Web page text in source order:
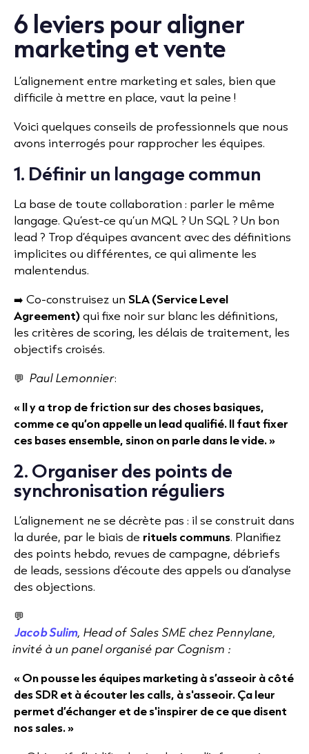
6 leviers pour aligner
marketing et vente
L’alignement entre marketing et sales, bien que
difficile à mettre en place, vaut la peine !
Voici quelques conseils de professionnels que nous
avons interrogés pour rapprocher les équipes.
1. Définir un langage commun
La base de toute collaboration : parler le même
langage. Qu’est-ce qu’un MQL ? Un SQL ? Un bon
lead ? Trop d’équipes avancent avec des définitions
implicites ou différentes, ce qui alimente les
malentendus.
➡️ Co-construisez un SLA (Service Level
Agreement)qui fixe noir sur blanc les définitions,
les critères de scoring, les délais de traitement, les
objectifs croisés.
💬 Paul Lemonnier:
« Il y a trop de friction sur des choses basiques,
comme ce qu’on appelle un lead qualifié. Il faut fixer
ces bases ensemble, sinon on parle dans le vide. »
2. Organiser des points de
synchronisation réguliers
L’alignement ne se décrète pas : il se construit dans
la durée, par le biais de rituels communs. Planifiez
des points hebdo, revues de campagne, débriefs
de leads, sessions d’écoute des appels ou d’analyse
des objections.
💬
Jacob Sulim, Head of Sales SME chez Pennylane,
invité à un panel organisé par Cognism :
« On pousse les équipes marketing à s’asseoir à côté
des SDR et à écouter les calls, à s'asseoir. Ça leur
permet d’échanger et de s'inspirer de ce que disent
nos sales. »